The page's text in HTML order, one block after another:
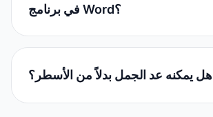
في برنامج Word؟
هل يمكنه عد الجمل بدلاً من الأسطر؟